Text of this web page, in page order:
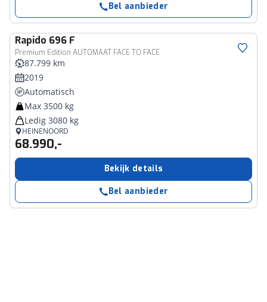
Bel aanbieder
Rapido 696 F
Premium Edition AUTOMAAT FACE TO FACE
87.799 km
2019
Automatisch
Max 3500 kg
Ledig 3080 kg
HEINENOORD
68.990,-
Bekijk details
Bel aanbieder